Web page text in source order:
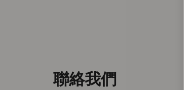
聯絡我們